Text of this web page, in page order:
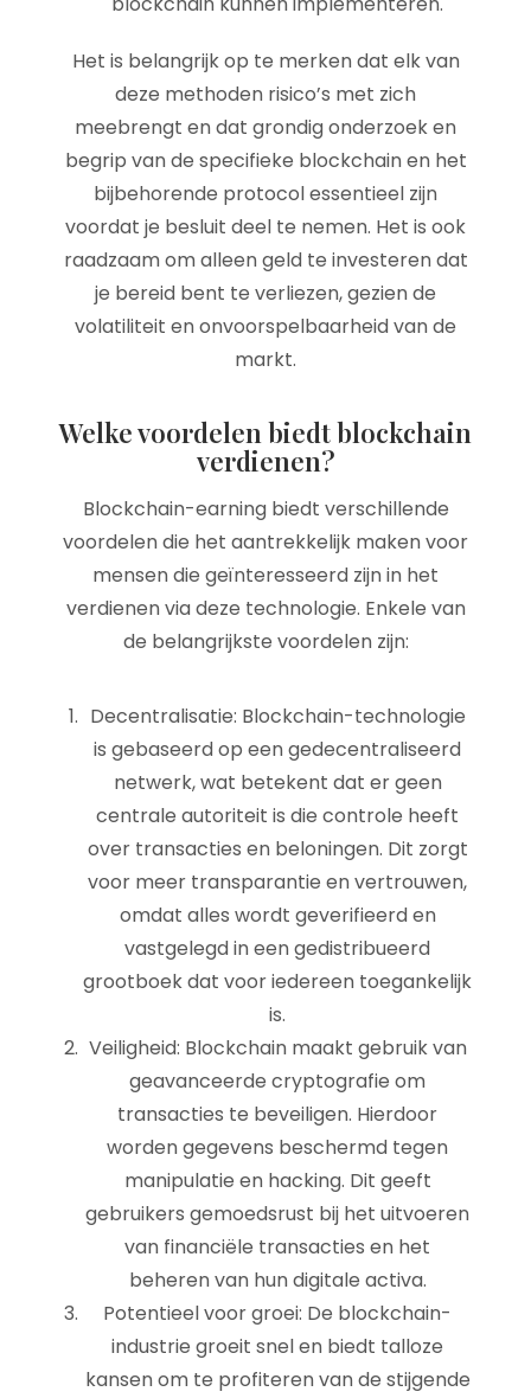
Het is belangrijk op te merken dat elk van
deze methoden risico’s met zich
meebrengt en dat grondig onderzoek en
begrip van de specifieke blockchain en het
bijbehorende protocol essentieel zijn
voordat je besluit deel te nemen. Het is ook
raadzaam om alleen geld te investeren dat
je bereid bent te verliezen, gezien de
volatiliteit en onvoorspelbaarheid van de
markt.
Welke voordelen biedt blockchain
verdienen?
Blockchain-earning biedt verschillende
voordelen die het aantrekkelijk maken voor
mensen die geïnteresseerd zijn in het
verdienen via deze technologie. Enkele van
de belangrijkste voordelen zijn:
Decentralisatie: Blockchain-technologie
is gebaseerd op een gedecentraliseerd
netwerk, wat betekent dat er geen
centrale autoriteit is die controle heeft
over transacties en beloningen. Dit zorgt
voor meer transparantie en vertrouwen,
omdat alles wordt geverifieerd en
vastgelegd in een gedistribueerd
grootboek dat voor iedereen toegankelijk
is.
Veiligheid: Blockchain maakt gebruik van
geavanceerde cryptografie om
transacties te beveiligen. Hierdoor
worden gegevens beschermd tegen
manipulatie en hacking. Dit geeft
gebruikers gemoedsrust bij het uitvoeren
van financiële transacties en het
beheren van hun digitale activa.
Potentieel voor groei: De blockchain-
industrie groeit snel en biedt talloze
kansen om te profiteren van de stijgende